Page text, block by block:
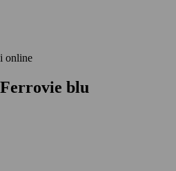
online
blu